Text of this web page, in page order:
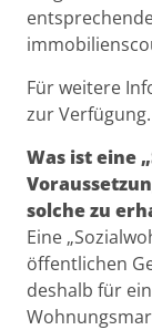
Für weitere
zur Verfügung.
Was ist eine
solche zu
Eine
öffentlichen
deshalb für